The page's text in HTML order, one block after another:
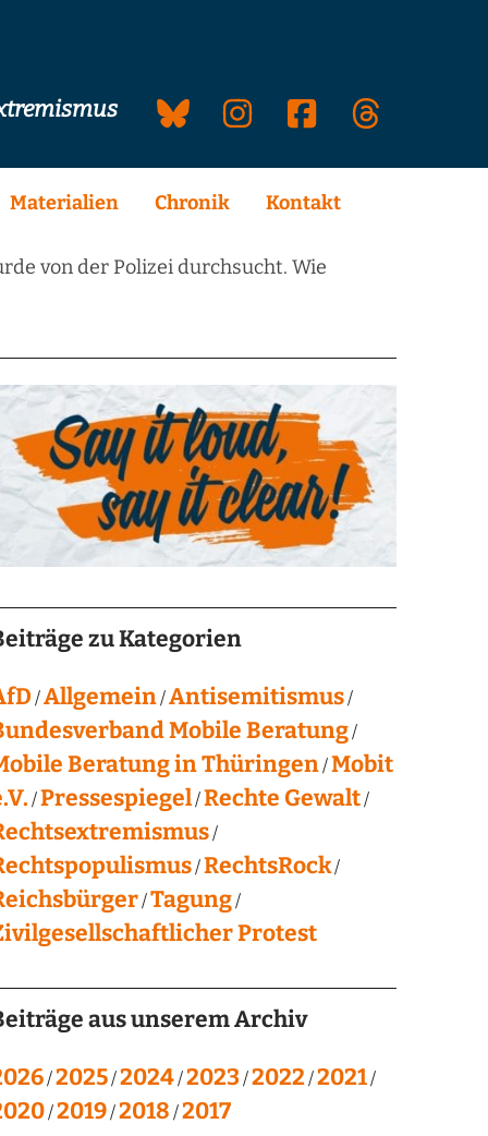
Materialien Chronik Kontakt
von der Polizei durchsucht. Wie
zu Kategorien
Allgemein Antisemitismus
Mobile Beratung
Beratung in Thüringen Mobit
Pressespiegel Rechte Gewalt
RechtsRock
Tagung
Protest
aus unserem Archiv
2025 2024 2023 2022 2021
2019 2018 2017